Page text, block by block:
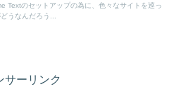
Textのセットアップの為に、色々なサイトを巡っ
うなんだろう...
サーリンク